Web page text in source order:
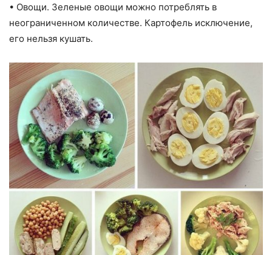
• Овощи. Зеленые овощи можно потреблять в
неограниченном количестве. Картофель исключение,
его нельзя кушать.